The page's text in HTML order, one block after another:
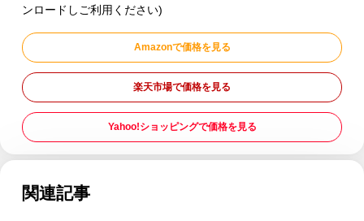
ンロードしご利用ください)
Amazonで価格を見る
楽天市場で価格を見る
Yahoo!ショッピングで価格を見る
関連記事